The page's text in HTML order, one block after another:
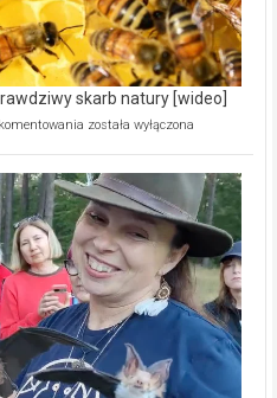
oczyszczalni
ścieków
[wideo]
skarb natury [wideo]
Ekologiczne
–
prawdziwy
skarb
natury
[wideo]
została wyłączona